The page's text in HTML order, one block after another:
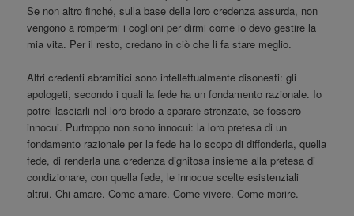
Se non altro finché, sulla base della loro credenza assurda, non
vengono a rompermi i coglioni per dirmi come io devo gestire la
mia vita. Per il resto, credano in ciò che li fa stare meglio.
Altri credenti abramitici sono intellettualmente disonesti: gli
apologeti, secondo i quali la fede ha un fondamento razionale. Io
potrei lasciarli nel loro brodo a sparare stronzate, se fossero
innocui. Purtroppo non sono innocui: la loro pretesa di un
fondamento razionale per la fede ha lo scopo di diffonderla, quella
fede, di renderla una credenza dignitosa insieme alla pretesa di
condizionare, con quella fede, le innocue scelte esistenziali
altrui. Chi amare. Come amare. Come vivere. Come morire.